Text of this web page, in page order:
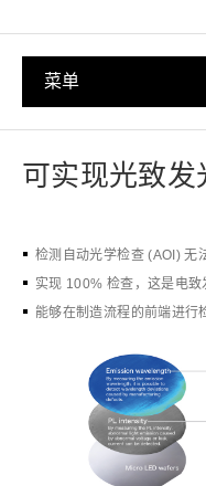
菜单
可实现光致
检测自动光学检查 (AOI) 无
实现 100% 检查，这是电
能够在制造流程的前端进行